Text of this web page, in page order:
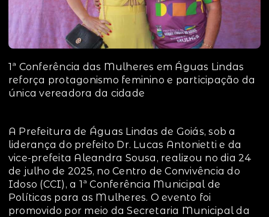
1ª Conferência das Mulheres em Águas Lindas
reforça protagonismo feminino e participação da
única vereadora da cidade
A Prefeitura de Águas Lindas de Goiás, sob a
liderança do prefeito Dr. Lucas Antonietti e da
vice-prefeita Aleandra Sousa, realizou no dia 24
de julho de 2025, no Centro de Convivência do
Idoso (CCI), a 1ª Conferência Municipal de
Políticas para as Mulheres. O evento foi
promovido por meio da Secretaria Municipal da